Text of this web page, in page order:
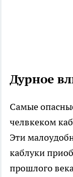
Дурное
Самые
челвкеком
Эти
каблуки
прошлого